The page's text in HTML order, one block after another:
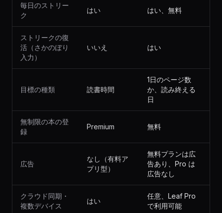
毎日のストリー
ク
はい はい、無料
ストリークの復
活（さかのぼり
入力）
いいえ はい
目標の種類 読書時間
1日のページ数
か、読み終える
日
無制限の本の登
録
Premium 無料
広告
なし（有料ア
プリ型）
無料プランは広
告あり、Pro は
広告なし
クラウド同期・
複数デバイス
はい
任意、Leaf Pro
で利用可能